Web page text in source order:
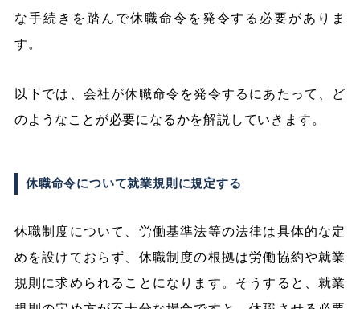
な手続きを踏んで休職命令を発令する必要がありま
す。
以下では、会社が休職命令を発令するにあたって、ど
のようなことが必要になるかを解説していきます。
休職命令について就業規則に規定する
休職制度について、労働基準法等の法律は具体的な定
めを設けておらず、休職制度の根拠は労働協約や就業
規則に求められることになります。そうすると、就業